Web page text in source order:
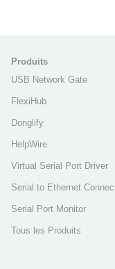
Produits
USB Network Gate
FlexiHub
Donglify
HelpWire
Virtual Serial Port Driver
Serial to Ethernet
Serial Port Monitor
Tous les Produits